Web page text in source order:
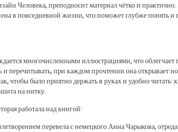
Человека, преподносит материал чётко и
в повседневной жизни, что поможет глубже понять и
многочисленными иллюстрациями, что
и перечитывать, при каждом прочтении она открывает
чтобы было приятно держать в руках и удобно читать:
на нитку.
работала над книгой:
перевела с немецкого Анна Чарыкова,